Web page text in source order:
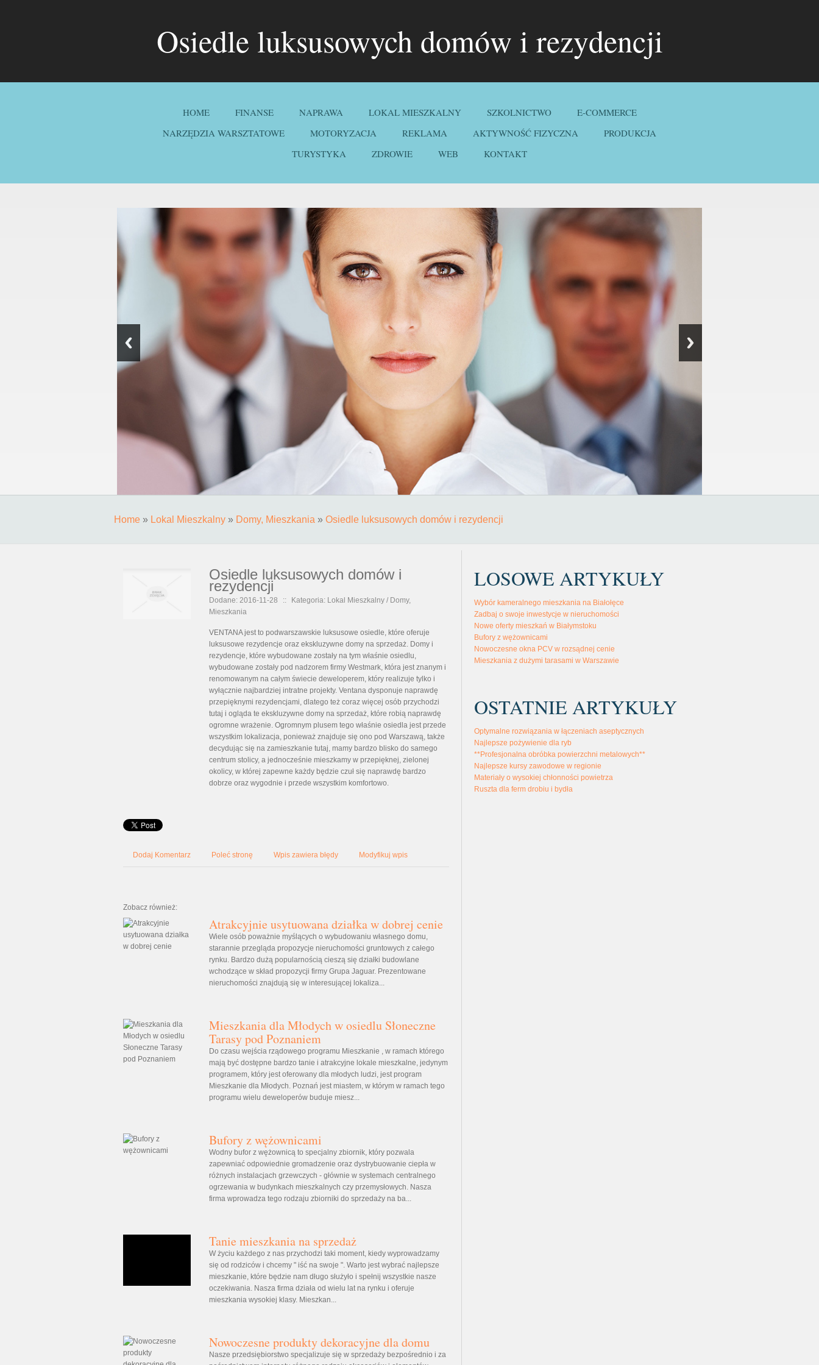
Osiedle luksusowych domów i rezydencji
HOME FINANSE NAPRAWA LOKAL MIESZKALNY SZKOLNICTWO
E-COMMERCE
NARZĘDZIA WARSZTATOWE
MOTORYZACJA REKLAMA AKTYWNOŚĆ FIZYCZNA
PRODUKCJA
TURYSTYKA
ZDROWIE WEB KONTAKT
Home » Lokal Mieszkalny » Domy, Mieszkania » Osiedle luksusowych domów i rezydencji
Osiedle luksusowych domów i
rezydencji
Dodane: 2016-11-28 ::
Kategoria: Lokal Mieszkalny / Domy,
Mieszkania
VENTANA jest to podwarszawskie luksusowe osiedle, które oferuje
luksusowe rezydencje oraz ekskluzywne domy na sprzedaż. Domy i
rezydencje, które wybudowane zostały na tym właśnie osiedlu,
wybudowane zostały pod nadzorem firmy Westmark, która jest znanym i
renomowanym na całym świecie deweloperem, który realizuje tylko i
wyłącznie najbardziej intratne projekty. Ventana dysponuje naprawdę
przepięknymi rezydencjami, dlatego też coraz więcej osób przychodzi
tutaj i ogląda te ekskluzywne domy na sprzedaż, które robią naprawdę
ogromne wrażenie. Ogromnym plusem tego właśnie osiedla jest przede
wszystkim lokalizacja, ponieważ znajduje się ono pod Warszawą, także
decydując się na zamieszkanie tutaj, mamy bardzo blisko do samego
centrum stolicy, a jednocześnie mieszkamy w przepięknej, zielonej
okolicy, w której zapewne każdy będzie czuł się naprawdę bardzo
dobrze oraz wygodnie i przede wszystkim komfortowo.
Dodaj Komentarz Poleć stronę Wpis zawiera błędy Modyfikuj wpis
Zobacz również:
Atrakcyjnie usytuowana działka w dobrej cenie
Wiele osób poważnie myślących o wybudowaniu własnego domu,
starannie przegląda propozycje nieruchomości gruntowych z całego
rynku. Bardzo dużą popularnością cieszą się działki budowlane
wchodzące w skład propozycji firmy Grupa Jaguar. Prezentowane
nieruchomości znajdują się w interesującej lokaliza...
Mieszkania dla Młodych w osiedlu Słoneczne
Tarasy pod Poznaniem
Do czasu wejścia rządowego programu Mieszkanie , w ramach którego
mają być dostępne bardzo tanie i atrakcyjne lokale mieszkalne, jedynym
programem, który jest oferowany dla młodych ludzi, jest program
Mieszkanie dla Młodych. Poznań jest miastem, w którym w ramach tego
programu wielu deweloperów buduje miesz...
Bufory z wężownicami
Wodny bufor z wężownicą to specjalny zbiornik, który pozwala
zapewniać odpowiednie gromadzenie oraz dystrybuowanie ciepła w
różnych instalacjach grzewczych - głównie w systemach centralnego
ogrzewania w budynkach mieszkalnych czy przemysłowych. Nasza
firma wprowadza tego rodzaju zbiorniki do sprzedaży na ba...
Tanie mieszkania na sprzedaż
W życiu każdego z nas przychodzi taki moment, kiedy wyprowadzamy
się od rodziców i chcemy " iść na swoje ". Warto jest wybrać najlepsze
mieszkanie, które będzie nam długo służyło i spełnij wszystkie nasze
oczekiwania. Nasza firma działa od wielu lat na rynku i oferuje
mieszkania wysokiej klasy. Mieszkan...
Nowoczesne produkty dekoracyjne dla domu
Nasze przedsiębiorstwo specjalizuje się w sprzedaży bezpośrednio i za
LOSOWE ARTYKUŁY
Wybór kameralnego mieszkania na Białołęce
Zadbaj o swoje inwestycje w nieruchomości
Nowe oferty mieszkań w Białymstoku
Bufory z wężownicami
Nowoczesne okna PCV w rozsądnej cenie
Mieszkania z dużymi tarasami w Warszawie
OSTATNIE ARTYKUŁY
Optymalne rozwiązania w łączeniach aseptycznych
Najlepsze pożywienie dla ryb
**Profesjonalna obróbka powierzchni metalowych**
Najlepsze kursy zawodowe w regionie
Materiały o wysokiej chłonności powietrza
Ruszta dla ferm drobiu i bydła